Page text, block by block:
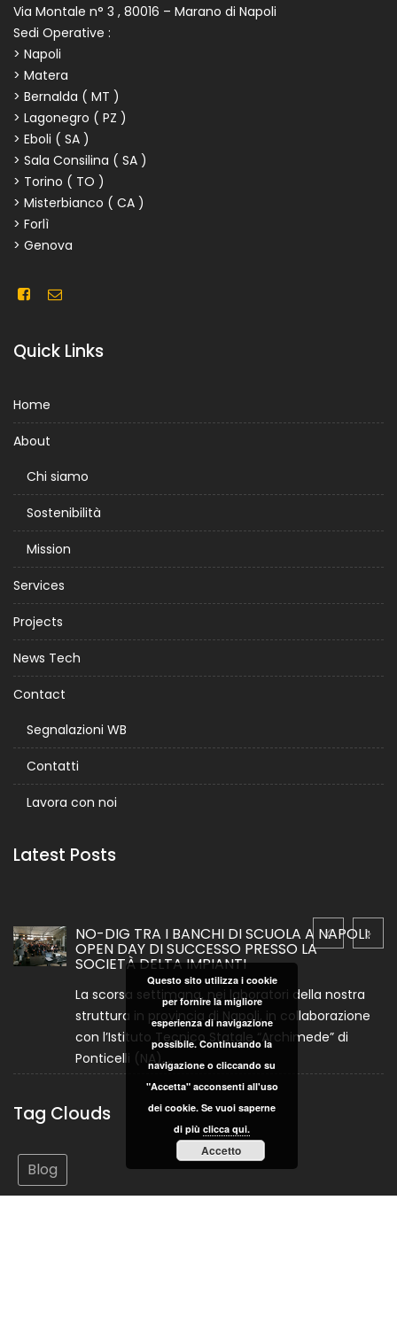
Via Montale n° 3 , 80016 – Marano di Napoli
Sedi Operative :
> Napoli
> Matera
> Bernalda ( MT )
> Lagonegro ( PZ )
> Eboli ( SA )
> Sala Consilina ( SA )
> Torino ( TO )
> Misterbianco ( CA )
> Forlì
> Genova
Quick Links
Home
About
Chi siamo
Sostenibilità
Mission
Services
Projects
News Tech
Contact
Segnalazioni WB
Contatti
Lavora con noi
Latest Posts
NO-DIG TRA I BANCHI DI SCUOLA A NAPOLI:
OPEN DAY DI SUCCESSO PRESSO LA
SOCIETÀ DELTA IMPIANTI
La scorsa settimana, nei laboratori della nostra
struttura in provincia di Napoli, in collaborazione
con l’Istituto Tecnico Statale “Archimede” di
Ponticelli (NA),...
Tag Clouds
Blog
Questo sito utilizza i cookie
per fornire la migliore
esperienza di navigazione
possibile. Continuando la
navigazione o cliccando su
"Accetta" acconsenti all'uso
dei cookie. Se vuoi saperne
di più clicca qui.
Accetto